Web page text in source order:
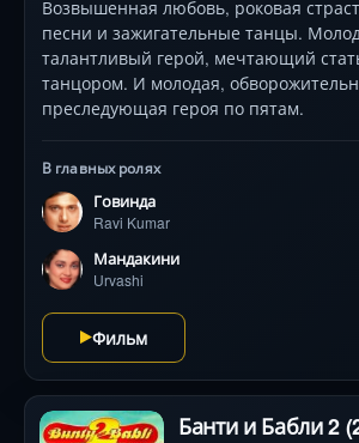
Возвышенная любовь, роковая
песни и зажигательные танцы.
талантливый герой, мечтающий
танцором. И молодая,
преследующая героя по пятам.
В главных ролях
Говинда
Ravi Kumar
Мандакини
Urvashi
Фильм
Банти и Бабли 2